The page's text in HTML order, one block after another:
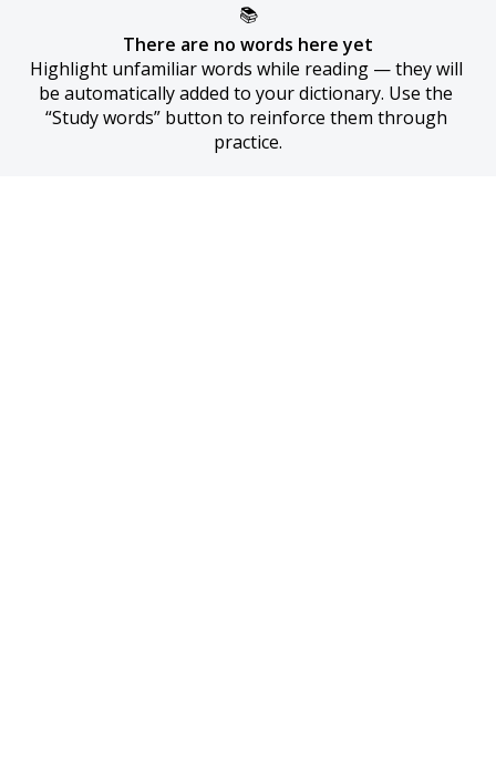
📚
There are no words here yet
Highlight unfamiliar words while reading — they will
be automatically added to your dictionary. Use the
“Study words” button to reinforce them through
practice.